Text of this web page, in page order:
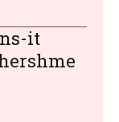
it